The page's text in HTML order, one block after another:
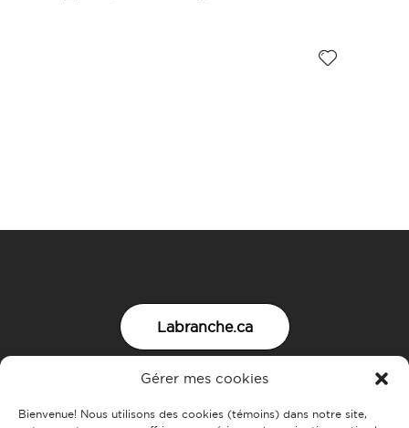
Gérer mes cookies
Bienvenue! Nous utilisons des cookies (témoins) dans notre site,
Labranche.ca